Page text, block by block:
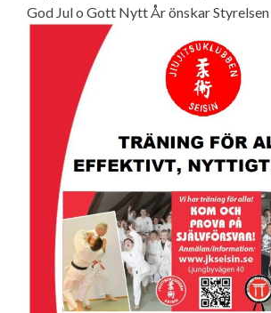
God Jul o Gott Nytt År önskar Styrelsen